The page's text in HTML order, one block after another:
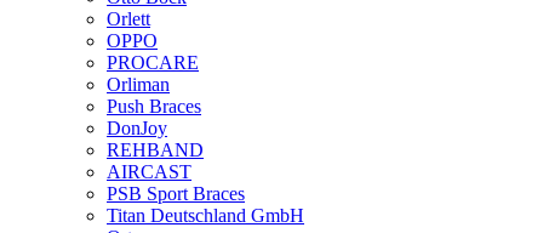
Orlett
OPPO
PROCARE
Orliman
Push Braces
DonJoy
REHBAND
AIRCAST
PSB Sport Braces
Titan Deutschland GmbH